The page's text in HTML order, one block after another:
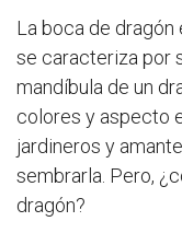
La boca de dragón
se caracteriza por
mandíbula de un
colores y aspecto
jardineros y
sembrarla. Pero,
dragón?